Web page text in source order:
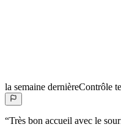
la semaine dernièreContrôle
“Très bon accueil avec le